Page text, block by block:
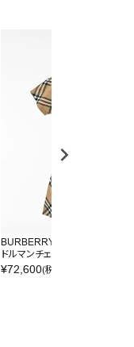
BURBERRY KIDS
ドルマンチェックワンピース
¥72,600(税込)